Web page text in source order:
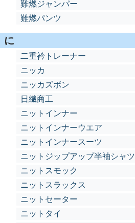
難燃ジャンパー
難燃パンツ
に
二重衿トレーナー
ニッカ
ニッカズボン
日繊商工
ニットインナー
ニットインナーウエア
ニットインナースーツ
ニットジップアップ半袖シャツ
ニットスモック
ニットスラックス
ニットセーター
ニットタイ